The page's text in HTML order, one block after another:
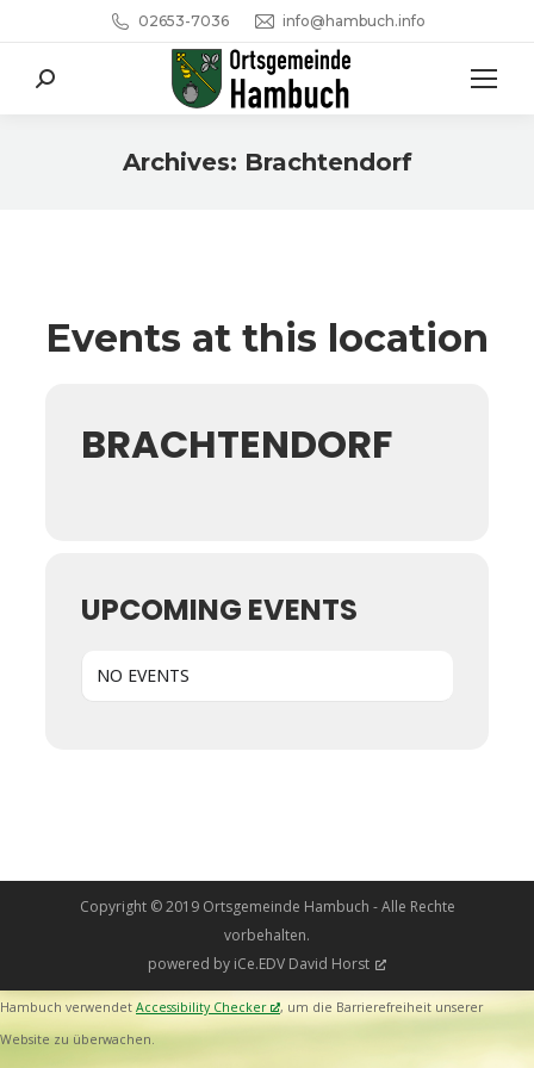
02653-7036 info@hambuch.info
Search:
Archives: Brachtendorf
Events at this location
BRACHTENDORF
UPCOMING EVENTS
NO EVENTS
Copyright © 2019 Ortsgemeinde Hambuch - Alle Rechte
vorbehalten.
powered by iCe.EDV David Horst
Hambuch verwendet Accessibility Checker
, um die Barrierefreiheit unserer
Website zu überwachen.